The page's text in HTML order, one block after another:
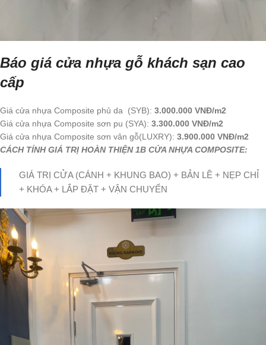
Báo giá cửa nhựa gỗ khách sạn cao
cấp
Giá cửa nhựa Composite phủ da (SYB): 3.000.000 VNĐ/m2
Giá cửa nhựa Composite sơn pu (SYA): 3.300.000 VNĐ/m2
Giá cửa nhựa Composite sơn vân gỗ(LUXRY): 3.900.000 VNĐ/m2
CÁCH TÍNH GIÁ TRỊ HOÀN THIỆN 1B CỬA NHỰA COMPOSITE:
GIÁ TRỊ CỬA (CÁNH + KHUNG BAO) + BẢN LỀ + NẸP CHỈ
+ KHÓA + LẮP ĐẶT + VẬN CHUYỂN